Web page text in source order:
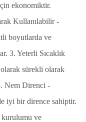
ekonomiktir.
Kullanılabilir -
boyutlarda ve
3. Yeterli Sıcaklık
sürekli olarak
Nem Direnci -
iyi bir dirence sahiptir.
kurulumu ve